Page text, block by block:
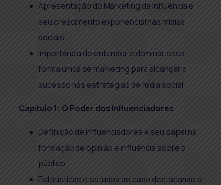
Apresentação do Marketing de Influência e
seu crescimento exponencial nas mídias
sociais.
Importância de entender e dominar essa
forma única de marketing para alcançar o
sucesso nas estratégias de mídia social.
Capítulo 1: O Poder dos Influenciadores
Definição de influenciadores e seu papel na
formação de opinião e influência sobre o
público.
Estatísticas e estudos de caso destacando o